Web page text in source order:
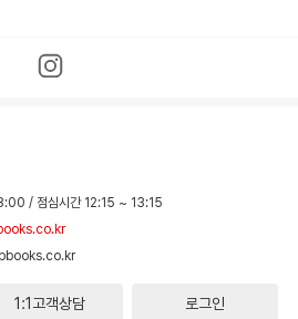
/ 점심시간 12:15 ~ 13:15
1:1고객상담 로그인